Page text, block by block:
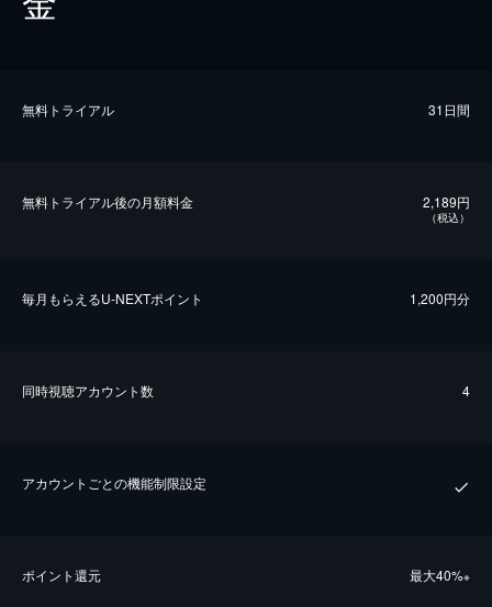
無料トライアル 31日間
無料トライアル後の⽉額料金 2,189円
（税込）
毎⽉もらえるU-NEXTポイント 1,200円分
同時視聴アカウント数 4
アカウントごとの機能制限設定
ポイント還元 最⼤40%※